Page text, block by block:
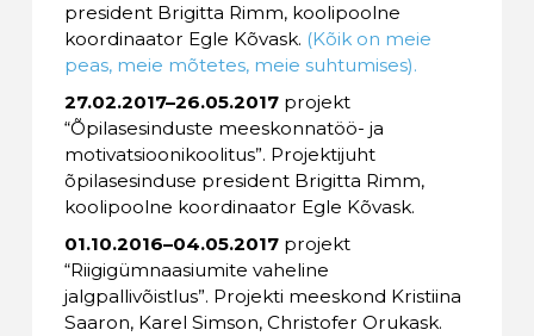
president Brigitta Rimm, koolipoolne
koordinaator Egle Kõvask. (Kõik on meie
peas, meie mõtetes, meie suhtumises).
27.02.2017–26.05.2017projekt
“Õpilasesinduste meeskonnatöö- ja
motivatsioonikoolitus”. Projektijuht
õpilasesinduse president Brigitta Rimm,
koolipoolne koordinaator Egle Kõvask.
01.10.2016–04.05.2017projekt
“Riigigümnaasiumite vaheline
jalgpallivõistlus”. Projekti meeskond Kristiina
Saaron, Karel Simson, Christofer Orukask.